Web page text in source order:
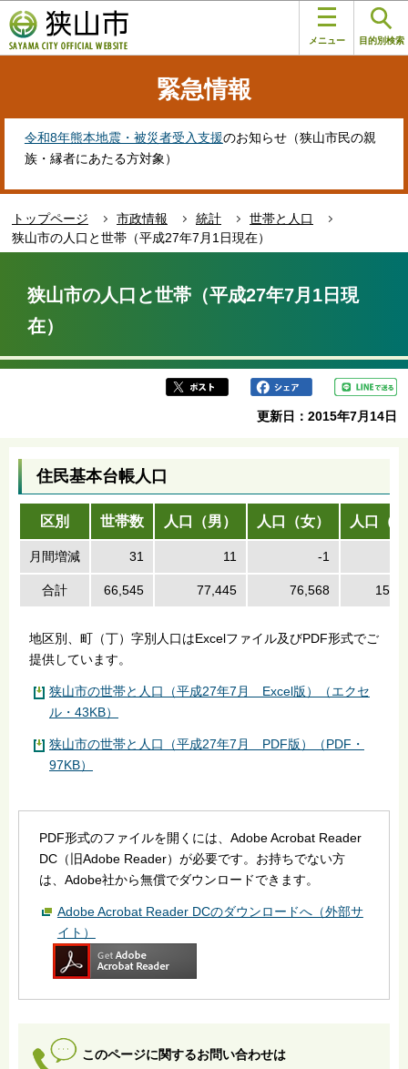
の
ペ
す
メニュー 目的別検索
緊急情報
令和8年熊本地震・被災者受入支援のお知らせ（狭山市民の親
族・縁者にあたる方対象）
トップページ 市政情報 統計
世帯と人口
狭山市の人口と世帯（平成27年7月1日現在）
ら
狭山市の人口と世帯（平成27年7月1日現
在）
更新日：2015年7月14日
住民基本台帳人口
区別 世帯数 人口（男） 人口（女） 人口（
月間増減 31 11 -1
合計 66,545 77,445 76,568
地区別、町（丁）字別人口はExcelファイル及びPDF形式でご
提供しています。
狭山市の世帯と人口（平成27年7月 Excel版）（エクセ
ル・43KB）
狭山市の世帯と人口（平成27年7月 PDF版）（PDF・
97KB）
PDF形式のファイルを開くには、Adobe Acrobat Reader
DC（旧Adobe Reader）が必要です。お持ちでない方
は、Adobe社から無償でダウンロードできます。
Adobe Acrobat Reader DCのダウンロードへ（外部サ
イト）
このページに関するお問い合わせは